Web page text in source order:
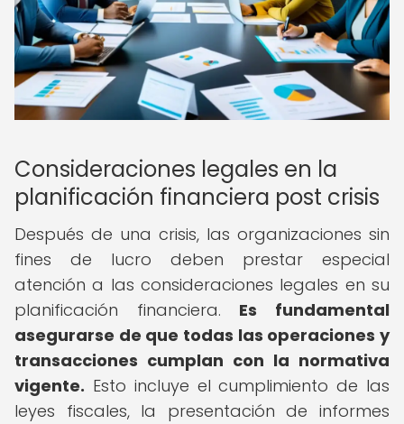
Consideraciones legales en la
planificación financiera post crisis
Después de una crisis, las organizaciones sin
fines de lucro deben prestar especial
atención a las consideraciones legales en su
planificación financiera. Es fundamental
asegurarse de que todas las operaciones y
transacciones cumplan con la normativa
vigente. Esto incluye el cumplimiento de las
leyes fiscales, la presentación de informes